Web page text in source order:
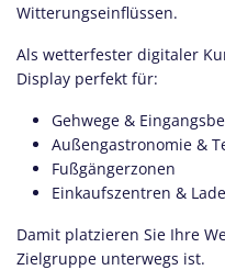
Witterungseinflüssen.
Als wetterfester digitaler
Display perfekt für:
Gehwege &
Außengastronomie &
Fußgängerzonen
Einkaufszentren &
Damit platzieren Sie Ihre
Zielgruppe unterwegs ist.